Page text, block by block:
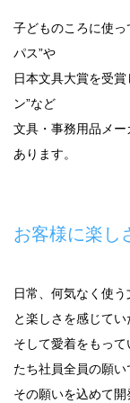
子どものころに使
パス”や
日本文具大賞を受
ン”など
文具・事務用品メー
あります。
お客様に楽し
日常、何気なく使
と楽しさを感じてい
そして愛着をもっ
たち社員全員の願い
その願いを込めて